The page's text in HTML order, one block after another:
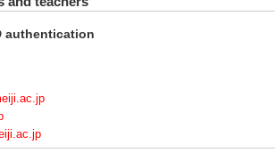
authentication